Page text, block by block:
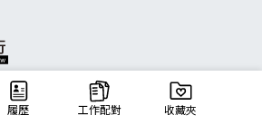
履歷 工作配對 收藏夾